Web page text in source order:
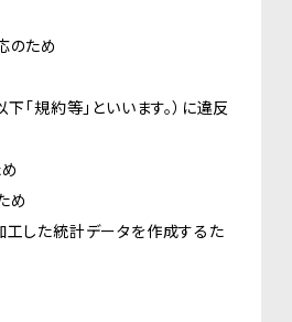
のため
「規約等」といいます。）に違反
め
工した統計データを作成するた